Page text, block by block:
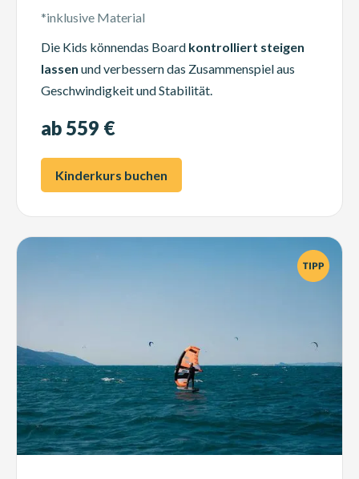
*inklusive Material
Die Kids könnendas Board kontrolliert steigen
lassen und verbessern das Zusammenspiel aus
Geschwindigkeit und Stabilität.
ab 559 €
Kinderkurs buchen